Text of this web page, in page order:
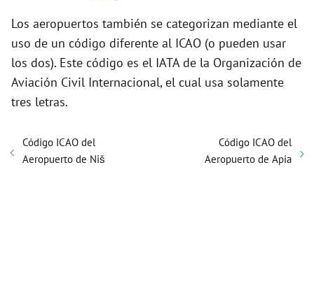
Los aeropuertos también se categorizan mediante el
uso de un código diferente al ICAO (o pueden usar
los dos). Este código es el IATA de la Organización de
Aviación Civil Internacional, el cual usa solamente
tres letras.
Código ICAO del
Aeropuerto de Niš
Código ICAO del
Aeropuerto de Apia